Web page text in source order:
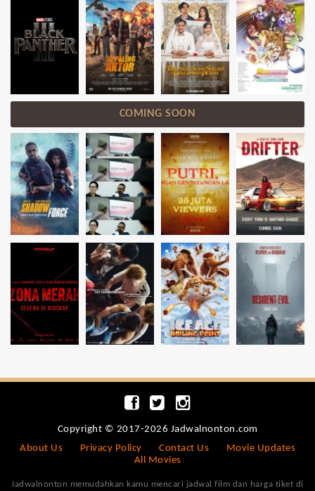
COMING SOON
Copyright © 2017-2026 Jadwalnonton.com
About Us
Privacy Policy Contact Us
Movie Updates
All Movies
Jadwalnonton memudahkan kamu mencari jadwal film dan harga tiket di